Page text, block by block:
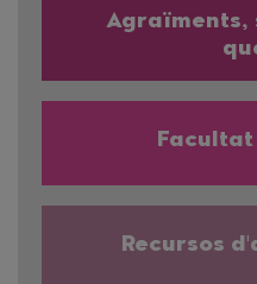
Agraïments,
Recursos